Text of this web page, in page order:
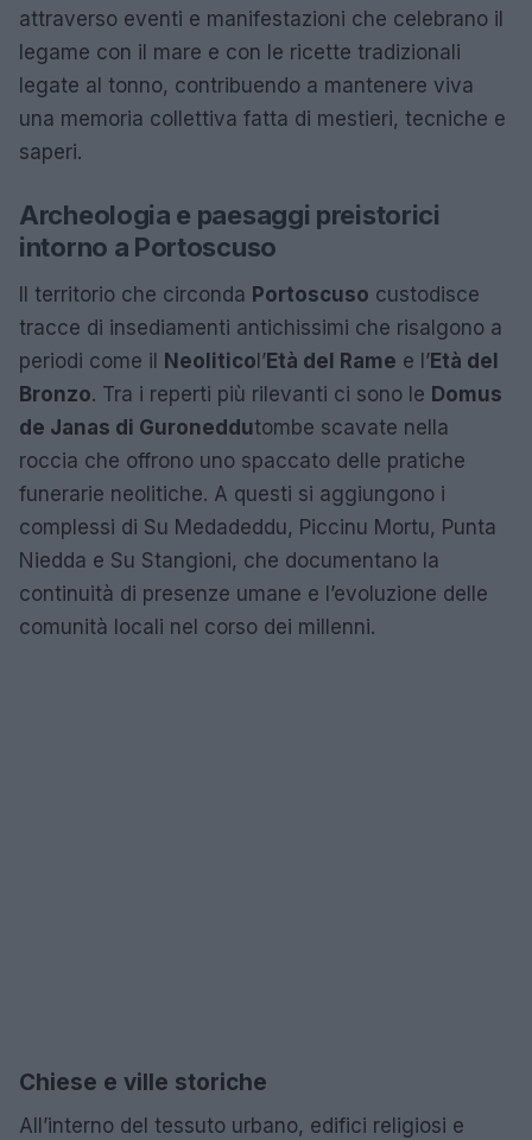
attraverso eventi e manifestazioni che celebrano il
legame con il mare e con le ricette tradizionali
legate al tonno, contribuendo a mantenere viva
una memoria collettiva fatta di mestieri, tecniche e
saperi.
Archeologia e paesaggi preistorici
intorno a Portoscuso
Il territorio che circonda Portoscuso custodisce
tracce di insediamenti antichissimi che risalgono a
periodi come il
Neolitico l’Età del Rame e l’Età del
Bronzo. Tra i reperti più rilevanti ci sono le Domus
de Janas di Guroneddutombe scavate nella
roccia che offrono uno spaccato delle pratiche
funerarie neolitiche. A questi si aggiungono i
complessi di Su Medadeddu, Piccinu Mortu, Punta
Niedda e Su Stangioni, che documentano la
continuità di presenze umane e l’evoluzione delle
comunità locali nel corso dei millenni.
Chiese e ville storiche
All’interno del tessuto urbano, edifici religiosi e